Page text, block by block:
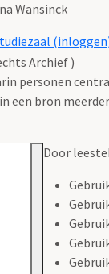
Wansinck
Archief )
personen
een bron
Door